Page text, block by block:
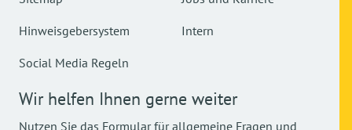
Hinweisgebersystem
Social Media Regeln
Intern
Wir helfen Ihnen gerne weiter
Nutzen Sie das Formular für allgemeine Fragen und